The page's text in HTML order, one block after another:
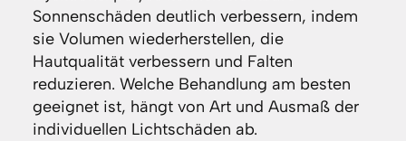
Sonnenschäden deutlich verbessern, indem
sie Volumen wiederherstellen, die
Hautqualität verbessern und Falten
reduzieren. Welche Behandlung am besten
geeignet ist, hängt von Art und Ausmaß der
individuellen Lichtschäden ab.